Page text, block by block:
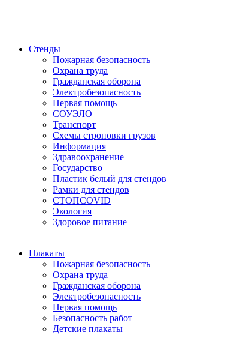
Стенды
Пожарная безопасность
Охрана труда
Гражданская оборона
Электробезопасность
Первая помощь
СОУЭЛО
Транспорт
Схемы строповки грузов
Информация
Здравоохранение
Государство
Пластик белый для стендов
Рамки для стендов
СТОПCOVID
Экология
Здоровое питание
Плакаты
Пожарная безопасность
Охрана труда
Гражданская оборона
Электробезопасность
Первая помощь
Безопасность работ
Детские плакаты